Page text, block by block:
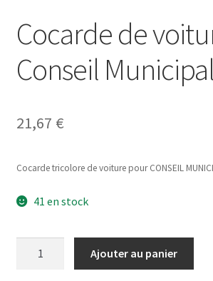
Cocarde de
Conseil Municipal
21,67 €
Cocarde tricolore de voiture pour CONSEIL
41 en stock
Ajouter au panier